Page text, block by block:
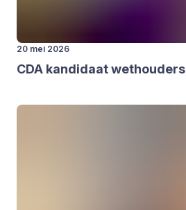
20 mei 2026
CDA kan­di­daat wet­hou­ders